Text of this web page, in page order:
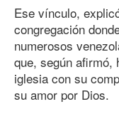
Ese vínculo,
congregación
numerosos
que, según afirmó,
iglesia con su
su amor por Dios.